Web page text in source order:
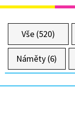
Vše (520)
Náměty (6)